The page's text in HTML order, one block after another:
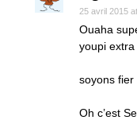
25 avril 2015
Ouaha
youpi
soyons fier
Oh c’est